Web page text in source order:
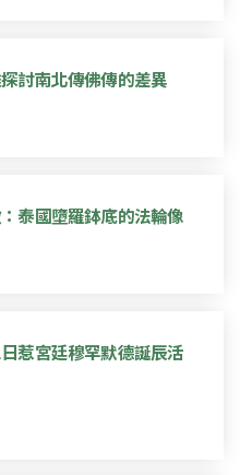
討南北傳佛傳的差異
泰國墮羅鉢底的法輪像
惹宮廷穆罕默德誕辰活